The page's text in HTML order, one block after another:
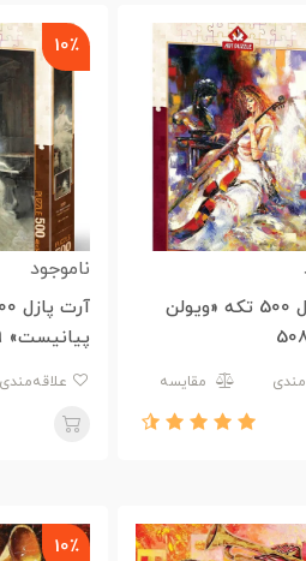
آرت پازل 500 تکه «ویولن
مقایسه
10٪
ناموجود
پیانیست» 5099
10٪